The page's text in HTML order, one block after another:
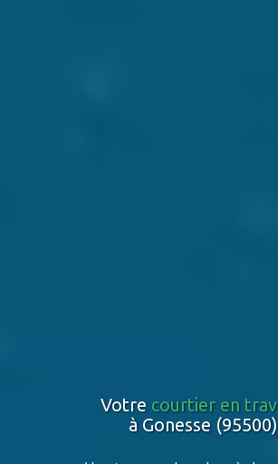
Votre courtier en
à Gonesse (95500)